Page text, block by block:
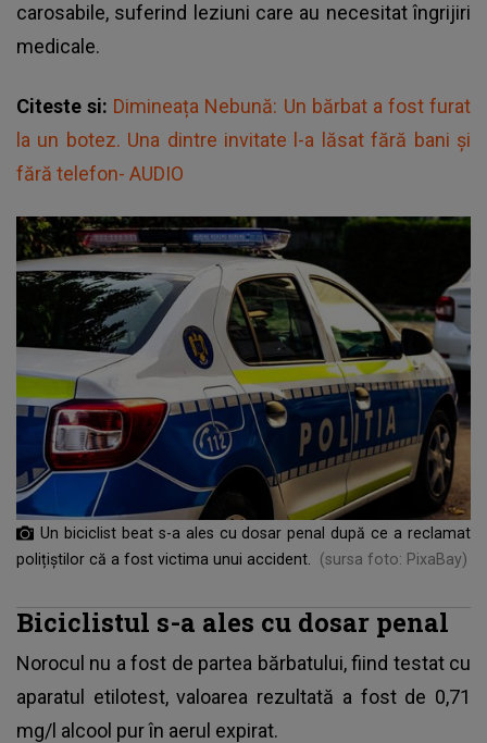
carosabile, suferind leziuni care au necesitat îngrijiri
medicale.
Citeste si: Dimineața Nebună: Un bărbat a fost furat
la un botez. Una dintre invitate l-a lăsat fără bani și
fără telefon- AUDIO
Un biciclist beat s-a ales cu dosar penal după ce a reclamat
polițiștilor că a fost victima unui accident.
(sursa foto: PixaBay)
Biciclistul s-a ales cu dosar penal
Norocul nu a fost de partea bărbatului, fiind testat cu
aparatul etilotest, valoarea rezultată a fost de 0,71
mg/l alcool pur în aerul expirat.